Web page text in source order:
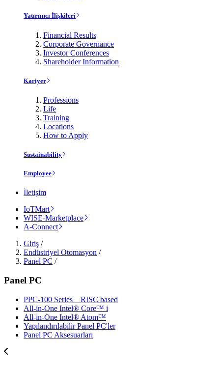
Yatırımcı İlişkileri
Financial Results
Corporate Governance
Investor Conferences
Shareholder Information
Kariyer
Professions
Life
Training
Locations
How to Apply
Sustainability
Employee
İletişim
IoTMart
WISE-Marketplace
A-Connect
Giriş /
Endüstriyel Otomasyon /
Panel PC /
Panel PC
PPC-100 Series _ RISC based
All-in-One Intel® Core™ i
All-in-One Intel® Atom™
Yapılandırılabilir Panel PC'ler
Panel PC Aksesuarları